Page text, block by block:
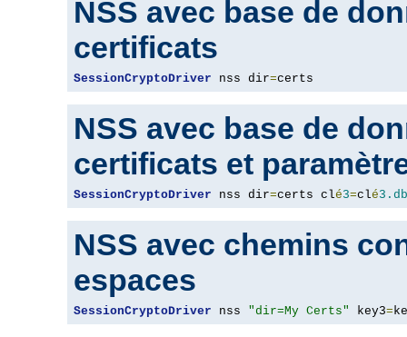
NSS avec base de
certificats
SessionCryptoDriver nss dir=certs
NSS avec base de
certificats et
SessionCryptoDriver nss dir=certs clé3=clé3.db
NSS avec chemins
espaces
SessionCryptoDriver nss "dir=My Certs" key3=